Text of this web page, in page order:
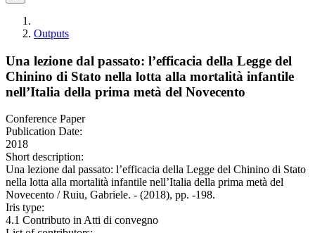
Outputs
Una lezione dal passato: l’efficacia della Legge del
Chinino di Stato nella lotta alla mortalità infantile
nell’Italia della prima metà del Novecento
Conference Paper
Publication Date:
2018
Short description:
Una lezione dal passato: l’efficacia della Legge del Chinino di Stato
nella lotta alla mortalità infantile nell’Italia della prima metà del
Novecento / Ruiu, Gabriele. - (2018), pp. -198.
Iris type:
4.1 Contributo in Atti di convegno